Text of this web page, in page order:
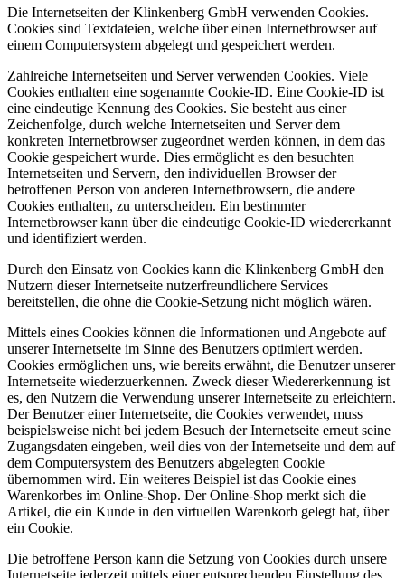
Die Internetseiten der Klinkenberg GmbH verwenden Cookies.
Cookies sind Textdateien, welche über einen Internetbrowser auf
einem Computersystem abgelegt und gespeichert werden.
Zahlreiche Internetseiten und Server verwenden Cookies. Viele
Cookies enthalten eine sogenannte Cookie-ID. Eine Cookie-ID ist
eine eindeutige Kennung des Cookies. Sie besteht aus einer
Zeichenfolge, durch welche Internetseiten und Server dem
konkreten Internetbrowser zugeordnet werden können, in dem das
Cookie gespeichert wurde. Dies ermöglicht es den besuchten
Internetseiten und Servern, den individuellen Browser der
betroffenen Person von anderen Internetbrowsern, die andere
Cookies enthalten, zu unterscheiden. Ein bestimmter
Internetbrowser kann über die eindeutige Cookie-ID wiedererkannt
und identifiziert werden.
Durch den Einsatz von Cookies kann die Klinkenberg GmbH den
Nutzern dieser Internetseite nutzerfreundlichere Services
bereitstellen, die ohne die Cookie-Setzung nicht möglich wären.
Mittels eines Cookies können die Informationen und Angebote auf
unserer Internetseite im Sinne des Benutzers optimiert werden.
Cookies ermöglichen uns, wie bereits erwähnt, die Benutzer unserer
Internetseite wiederzuerkennen. Zweck dieser Wiedererkennung ist
es, den Nutzern die Verwendung unserer Internetseite zu erleichtern.
Der Benutzer einer Internetseite, die Cookies verwendet, muss
beispielsweise nicht bei jedem Besuch der Internetseite erneut seine
Zugangsdaten eingeben, weil dies von der Internetseite und dem auf
dem Computersystem des Benutzers abgelegten Cookie
übernommen wird. Ein weiteres Beispiel ist das Cookie eines
Warenkorbes im Online-Shop. Der Online-Shop merkt sich die
Artikel, die ein Kunde in den virtuellen Warenkorb gelegt hat, über
ein Cookie.
Die betroffene Person kann die Setzung von Cookies durch unsere